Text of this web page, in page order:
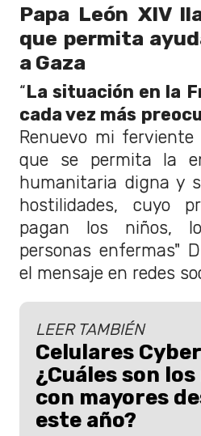
Papa León XIV
que permita
a Gaza
“La situación en la
cada vez más
Renuevo mi
que se permita la
humanitaria digna y
hostilidades, cuyo
pagan los niños,
personas enfermas"
el mensaje en redes
LEER TAMBIÉN
Celulares
¿Cuáles son
con mayores
este año?